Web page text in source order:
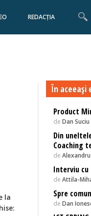
REDACȚIA
la
În aceeaşi
Product
de Dan Suciu
Din
Coaching
de
Interviu cu
de Attila-
Spre
de Dan